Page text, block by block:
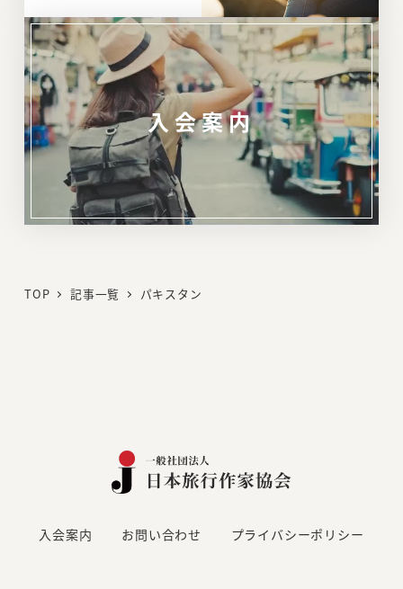
入会案内
TOP 記事一覧 パキスタン
入会案内 お問い合わせ プライバシーポリシー